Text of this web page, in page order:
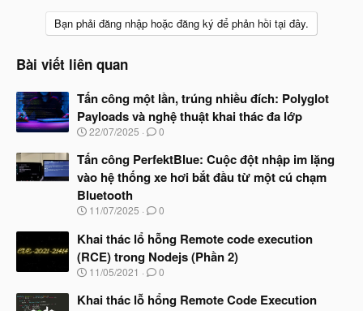
Bạn phải đăng nhập hoặc đăng ký để phản hồi tại đây.
Bài viết liên quan
Tấn công một lần, trúng nhiều đích: Polyglot
Payloads và nghệ thuật khai thác đa lớp
N
à
b
ắ
t
ầ
u
22/07/2025 0
Tấn công PerfektBlue: Cuộc đột nhập im lặng
vào hệ thống xe hơi bắt đầu từ một cú chạm
Bluetooth
N
à
y
b
ắ
đ
11/07/2025 0
Khai thác lổ hỗng Remote code execution
(RCE) trong Nodejs (Phần 2)
N
à
11/05/2021 0
Khai thác lỗ hổng Remote Code Execution